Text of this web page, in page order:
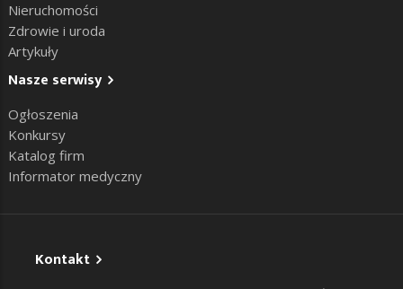
Nieruchomości
Zdrowie i uroda
Artykuły
Nasze serwisy
Ogłoszenia
Konkursy
Katalog firm
Informator medyczny
Kontakt